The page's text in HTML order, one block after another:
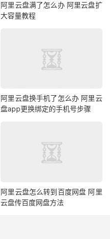
阿里云盘满了怎么办 阿里云盘扩
大容量教程
阿里云盘换手机了怎么办 阿里云
盘app更换绑定的手机号步骤
阿里云盘怎么转到百度网盘 阿里
云盘传百度网盘方法